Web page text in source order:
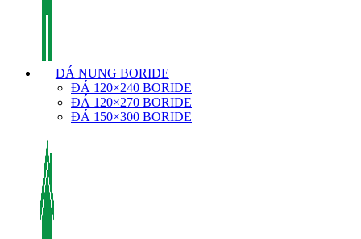
ĐÁ NUNG BORIDE
ĐÁ 120×240 BORIDE
ĐÁ 120×270 BORIDE
ĐÁ 150×300 BORIDE